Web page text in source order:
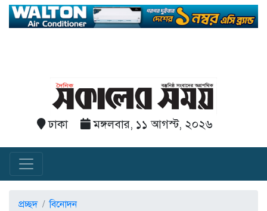
ঢাকা মঙ্গলবার, ১১ আগস্ট, ২০২৬
প্রচ্ছদ বিনোদন